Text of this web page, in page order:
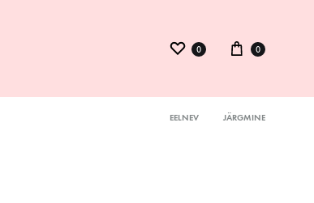
0 0
EELNEV JÄRGMINE